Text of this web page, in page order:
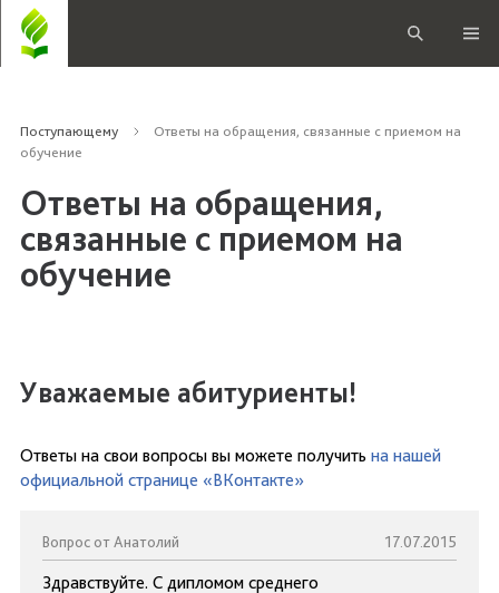
Поступающему
Ответы на обращения, связанные с приемом на
обучение
Ответы на обращения,
связанные с приемом на
обучение
Уважаемые абитуриенты!
Ответы на свои вопросы вы можете получить на нашей
официальной странице «ВКонтакте»
Вопрос от Анатолий 17.07.2015
Здравствуйте. С дипломом среднего